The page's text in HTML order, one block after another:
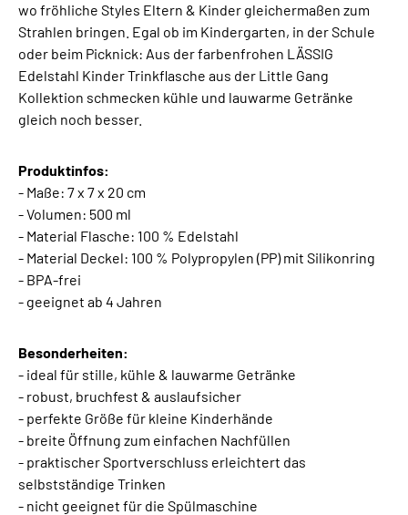
wo fröhliche Styles Eltern & Kinder gleichermaßen zum
Strahlen bringen. Egal ob im Kindergarten, in der Schule
oder beim Picknick: Aus der farbenfrohen LÄSSIG
Edelstahl Kinder Trinkflasche aus der Little Gang
Kollektion schmecken kühle und lauwarme Getränke
gleich noch besser.
Produktinfos:
- Maße: 7 x 7 x 20 cm
- Volumen: 500 ml
- Material Flasche: 100 % Edelstahl
- Material Deckel: 100 % Polypropylen (PP) mit Silikonring
- BPA-frei
- geeignet ab 4 Jahren
Besonderheiten:
- ideal für stille, kühle & lauwarme Getränke
- robust, bruchfest & auslaufsicher
- perfekte Größe für kleine Kinderhände
- breite Öffnung zum einfachen Nachfüllen
- praktischer Sportverschluss erleichtert das
selbstständige Trinken
- nicht geeignet für die Spülmaschine